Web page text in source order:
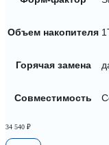
Объем накопителя
Горячая замена
Совместимость
34 540 ₽